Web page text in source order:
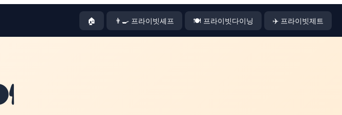
🏠 👨‍🍳 프라이빗셰프 🍽️ 프라이빗다이닝 ✈️ 프라이빗제트